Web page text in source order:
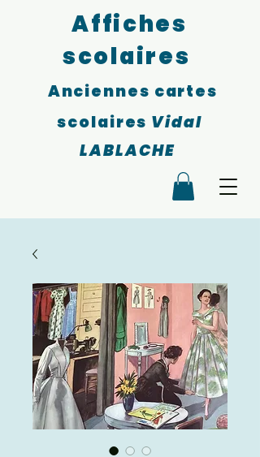
Affiches
scolaires
Anciennes cartes
scolaires Vidal
LABLACHE